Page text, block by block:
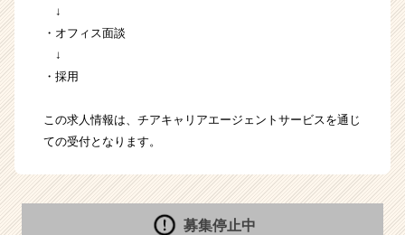
↓
・オフィス面談
↓
・採用
この求人情報は、チアキャリアエージェントサービスを通じ
ての受付となります。
募集停止中